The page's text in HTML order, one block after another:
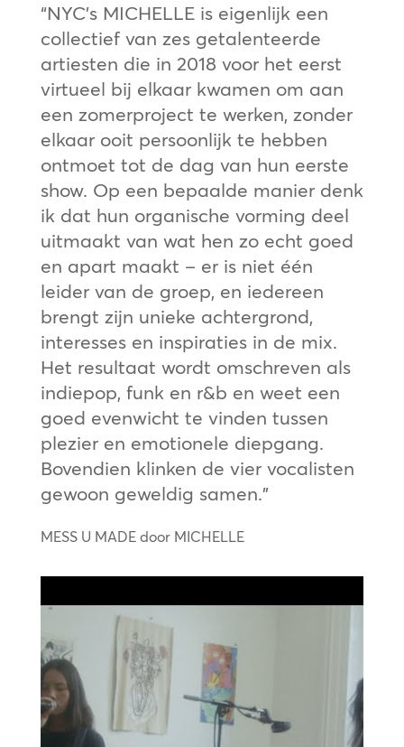
“NYC’s MICHELLE is eigenlijk een
collectief van zes getalenteerde
artiesten die in 2018 voor het eerst
virtueel bij elkaar kwamen om aan
een zomerproject te werken, zonder
elkaar ooit persoonlijk te hebben
ontmoet tot de dag van hun eerste
show. Op een bepaalde manier denk
ik dat hun organische vorming deel
uitmaakt van wat hen zo echt goed
en apart maakt – er is niet één
leider van de groep, en iedereen
brengt zijn unieke achtergrond,
interesses en inspiraties in de mix.
Het resultaat wordt omschreven als
indiepop, funk en r&b en weet een
goed evenwicht te vinden tussen
plezier en emotionele diepgang.
Bovendien klinken de vier vocalisten
gewoon geweldig samen.”
MESS U MADE door MICHELLE